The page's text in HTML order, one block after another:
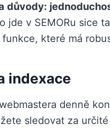
důvody:
jde v SEMORu sice
které má
indexace
denně
sledovat za